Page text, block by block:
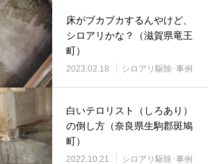
床がブカブカするんやけど、
シロアリかな？（滋賀県竜王
町）
2023.02.18 シロアリ駆除･事例
白いテロリスト（しろあり）
の倒し方（奈良県生駒郡斑鳩
町）
2022.10.21 シロアリ駆除･事例